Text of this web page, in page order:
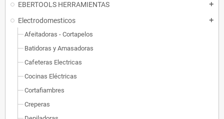
EBERTOOLS HERRAMIENTAS add
Electrodomesticos add
Afeitadoras - Cortapelos
Batidoras y Amasadoras
Cafeteras Electricas
Cocinas Eléctricas
Cortafiambres
Creperas